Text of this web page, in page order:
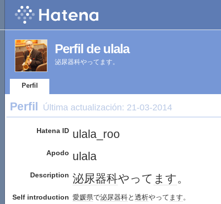
Perfil de ulala
泌尿器科やってます。
Perfil
Perfil Última actualización: 21-03-2014
Hatena ID ulala_roo
Apodo ulala
Description 泌尿器科やって ます。
Self introduction 愛媛県で泌尿器科と透析やってます。